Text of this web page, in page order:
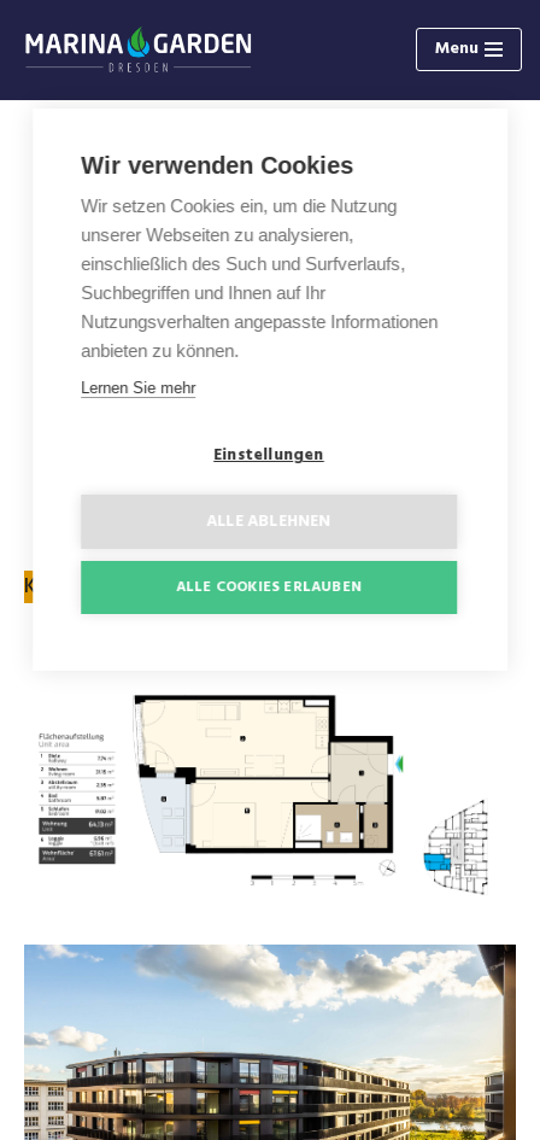
Zum
Inhalt
Menu
2-Zimmer Wohnung mit Loggia
D3.7
Fläche: 67,61 m²
Etage: 3
Loggia: 6,96 m²
KONTAKTFORMULAR
Wir verwenden Cookies
Wir setzen Cookies ein, um die Nutzung
unserer Webseiten zu analysieren,
einschließlich des Such und Surfverlaufs,
Suchbegriffen und Ihnen auf Ihr
Nutzungsverhalten angepasste Informationen
anbieten zu können.
Lernen Sie mehr
Einstellungen
ALLE ABLEHNEN
ALLE COOKIES ERLAUBEN